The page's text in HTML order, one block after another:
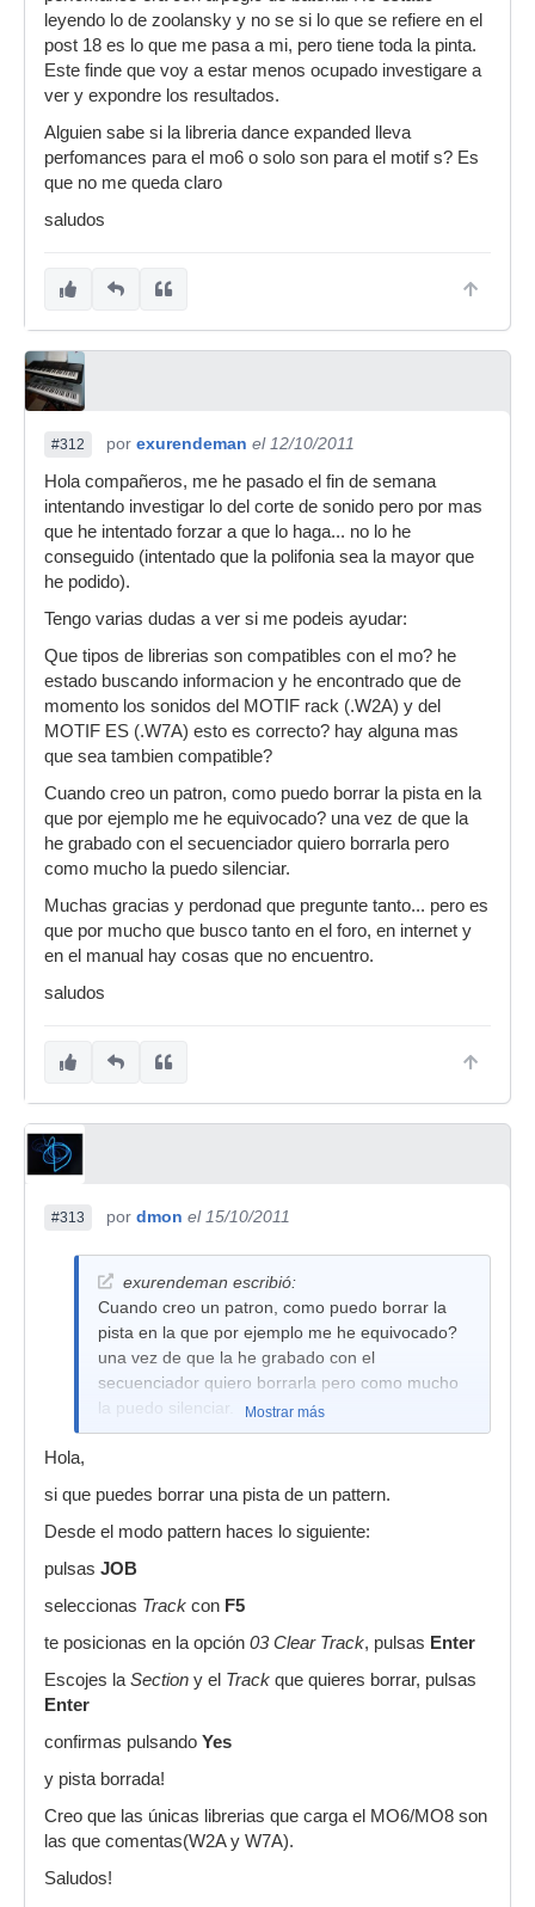
leyendo lo de zoolansky y no se si lo que se refiere en el
post 18 es lo que me pasa a mi, pero tiene toda la pinta.
Este finde que voy a estar menos ocupado investigare a
ver y expondre los resultados.
Alguien sabe si la libreria dance expanded lleva
perfomances para el mo6 o solo son para el motif s? Es
que no me queda claro
saludos
#312 por exurendeman el 12/10/2011
Hola compañeros, me he pasado el fin de semana
intentando investigar lo del corte de sonido pero por mas
que he intentado forzar a que lo haga... no lo he
conseguido (intentado que la polifonia sea la mayor que
he podido).
Tengo varias dudas a ver si me podeis ayudar:
Que tipos de librerias son compatibles con el mo? he
estado buscando informacion y he encontrado que de
momento los sonidos del MOTIF rack (.W2A) y del
MOTIF ES (.W7A) esto es correcto? hay alguna mas
que sea tambien compatible?
Cuando creo un patron, como puedo borrar la pista en la
que por ejemplo me he equivocado? una vez de que la
he grabado con el secuenciador quiero borrarla pero
como mucho la puedo silenciar.
Muchas gracias y perdonad que pregunte tanto... pero es
que por mucho que busco tanto en el foro, en internet y
en el manual hay cosas que no encuentro.
saludos
#313 por dmon el 15/10/2011
exurendeman escribió:
Cuando creo un patron, como puedo borrar la
pista en la que por ejemplo me he equivocado?
una vez de que la he grabado con el
secuenciador quiero borrarla pero como mucho
la puedo silenciar.
Mostrar más
Hola,
si que puedes borrar una pista de un pattern.
Desde el modo pattern haces lo siguiente:
pulsas JOB
seleccionas Track con F5
te posicionas en la opción 03 Clear Track, pulsas Enter
Escojes la Section y el Track que quieres borrar, pulsas
Enter
confirmas pulsando Yes
y pista borrada!
Creo que las únicas librerias que carga el MO6/MO8 son
las que comentas(W2A y W7A).
Saludos!